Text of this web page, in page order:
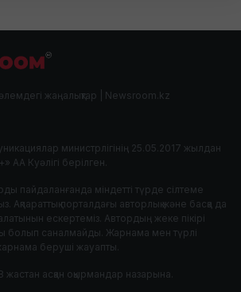
әлемдегі жаңалықтар | Newsroom.kz
министрлігінің 25.05.2017 жылдан
Куәлігі берілген.
пайдаланғанда міндетті түрде сілтеме
Ақпараттық порталдағы авторлық және басқа да
ескертеміз. Автордың жеке пікірі
болып саналмайды. Жарнама мен түрлі
беруші жауапты.
жастан асқан оқырмандар назарына.